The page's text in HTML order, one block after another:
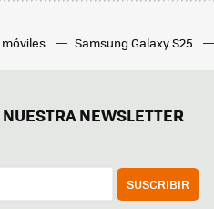
Samsung Galaxy S25
NEWSLETTER
SUSCRIBIR